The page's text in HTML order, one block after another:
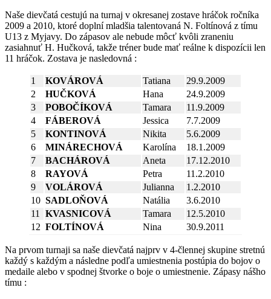
Naše dievčatá cestujú na turnaj v okresanej zostave hráčok ročníka
2009 a 2010, ktoré doplní mladšia talentovaná N. Foltínová z tímu
U13 z Myjavy. Do zápasov ale nebude môcť kvôli zraneniu
zasiahnuť H. Hučková, takže tréner bude mať reálne k dispozícii len
11 hráčok. Zostava je nasledovná :
1 KOVÁROVÁ Tatiana
29.9.2009
2
HUČKOVÁ Hana
24.9.2009
3
POBOČÍKOVÁ Tamara
11.9.2009
4
FÁBEROVÁ Jessica
7.7.2009
5
KONTINOVÁ Nikita
5.6.2009
6
MINÁRECHOVÁ Karolína
18.1.2009
7
BACHÁROVÁ Aneta
17.12.2010
8
RAYOVÁ Petra
11.2.2010
9
VOLÁROVÁ Julianna
1.2.2010
10 SADLOŇOVÁ Natália
3.6.2010
11
KVASNICOVÁ Tamara
12.5.2010
12 FOLTÍNOVÁ Nina 30.9.2011
Na prvom turnaji sa naše dievčatá najprv v 4-člennej skupine stretnú
každý s každým a následne podľa umiestnenia postúpia do bojov o
medaile alebo v spodnej štvorke o boje o umiestnenie. Zápasy nášho
tímu :